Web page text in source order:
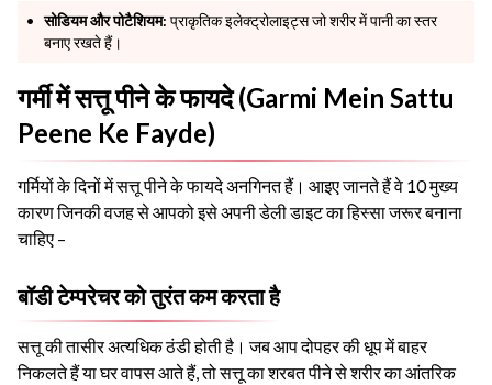
सोडियम और पोटैशियम: प्राकृतिक इलेक्ट्रोलाइट्स जो शरीर में पानी का स्तर
बनाए रखते हैं।
गर्मी में सत्तू पीने के फायदे (Garmi Mein Sattu
Peene Ke Fayde)
गर्मियों के दिनों में सत्तू पीने के फायदे अनगिनत हैं। आइए जानते हैं वे 10 मुख्य
कारण जिनकी वजह से आपको इसे अपनी डेली डाइट का हिस्सा जरूर बनाना
चाहिए –
बॉडी टेम्परेचर को तुरंत कम करता है
सत्तू की तासीर अत्यधिक ठंडी होती है। जब आप दोपहर की धूप में बाहर
निकलते हैं या घर वापस आते हैं, तो सत्तू का शरबत पीने से शरीर का आंतरिक